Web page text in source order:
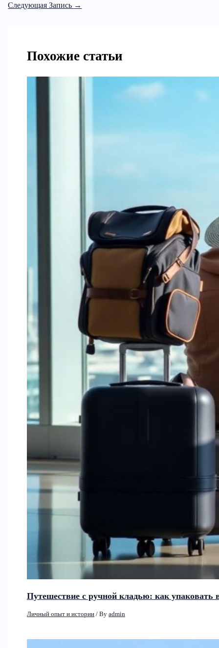
Следующая Запись →
Похожие статьи
Путешествие с ручной кладью: как упаковать
Личный опыт и истории / Byadmin